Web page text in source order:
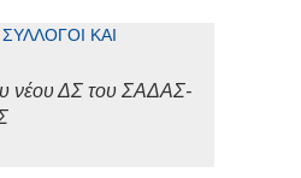
ΚΑΙ
νέου ΔΣ του ΣΑΔΑΣ-